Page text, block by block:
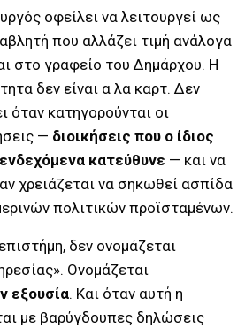
οφείλει να λειτουργεί ως
που αλλάζει τιμή ανάλογα
στο γραφείο του Δημάρχου. Η
δεν είναι α λα καρτ. Δεν
όταν κατηγορούνται οι
— διοικήσεις που ο ίδιος
κατεύθυνε — και να
χρειάζεται να σηκωθεί ασπίδα
πολιτικών προϊσταμένων.
δεν ονομάζεται
Ονομάζεται
εξουσία. Και όταν αυτή η
με βαρύγδουπες δηλώσεις